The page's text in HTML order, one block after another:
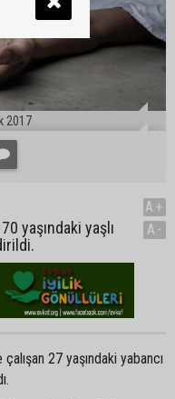
2017
yaşındaki yaşlı
A+
A-
27 yaşındaki yabancı